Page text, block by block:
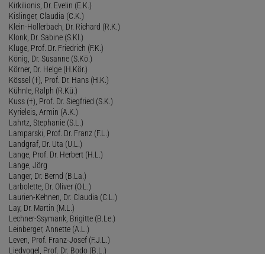
Kirkilionis, Dr. Evelin (E.K.)
Kislinger, Claudia (C.K.)
Klein-Hollerbach, Dr. Richard (R.K.)
Klonk, Dr. Sabine (S.Kl.)
Kluge, Prof. Dr. Friedrich (F.K.)
König, Dr. Susanne (S.Kö.)
Körner, Dr. Helge (H.Kör.)
Kössel (†), Prof. Dr. Hans (H.K.)
Kühnle, Ralph (R.Kü.)
Kuss (†), Prof. Dr. Siegfried (S.K.)
Kyrieleis, Armin (A.K.)
Lahrtz, Stephanie (S.L.)
Lamparski, Prof. Dr. Franz (F.L.)
Landgraf, Dr. Uta (U.L.)
Lange, Prof. Dr. Herbert (H.L.)
Lange, Jörg
Langer, Dr. Bernd (B.La.)
Larbolette, Dr. Oliver (O.L.)
Laurien-Kehnen, Dr. Claudia (C.L.)
Lay, Dr. Martin (M.L.)
Lechner-Ssymank, Brigitte (B.Le.)
Leinberger, Annette (A.L.)
Leven, Prof. Franz-Josef (F.J.L.)
Liedvogel, Prof. Dr. Bodo (B.L.)